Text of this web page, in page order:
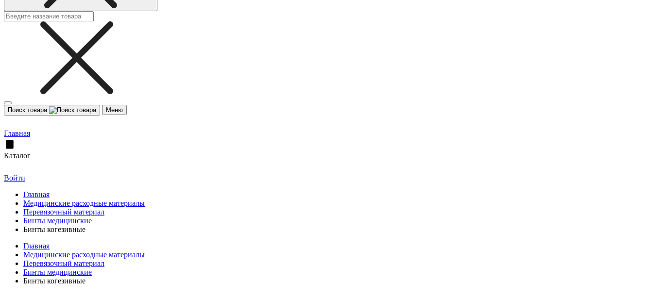
Поиск товара Меню
Главная
Каталог
Войти
Главная
Медицинские расходные материалы
Перевязочный материал
Бинты медицинские
Бинты когезивные
Главная
Медицинские расходные материалы
Перевязочный материал
Бинты медицинские
Бинты когезивные